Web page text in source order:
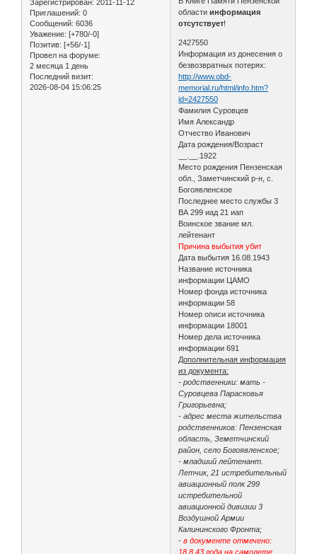
Зарегистрирован: 2011-11-12
Приглашений: 0
Сообщений: 6036
Уважение: [+780/-0]
Позитив: [+56/-1]
Провел на форуме:
2 месяца 1 день
Последний визит:
2026-08-04 15:06:25
областиинформация
отсутствует!
2427550
Информация из донесения о
безвозвратных потерях:
http://www.obd-
memorial.ru/html/info.htm?
id=2427550
Фамилия Суровцев
Имя Александр
Отчество Иванович
Дата рождения/Возраст
__.__.1922
Место рождения Пензенская
обл., Заметчинский р-н, с.
Богоявленское
Последнее место службы 3
ВА 299 иад 21 иап
Воинское звание мл.
лейтенант
Причина выбытия убит
Дата выбытия 16.08.1943
Название источника
информации ЦАМО
Номер фонда источника
информации 58
Номер описи источника
информации 18001
Номер дела источника
информации 691
Дополнительная информация
из документа:
- родственники: мать -
Суровцева Парасковья
Григорьевна;
- адрес места жительства
родственников: Пензенская
область, Земетчинский
район, село Богоявленское;
- младший лейтенант.
Летчик, 21 истребительный
авиационный полк 299
истребительной
авиационной дивизии 3
Воздушной Армии
Калининского Фронта;
-в документе отмечено:
18.8.43 года на самолете